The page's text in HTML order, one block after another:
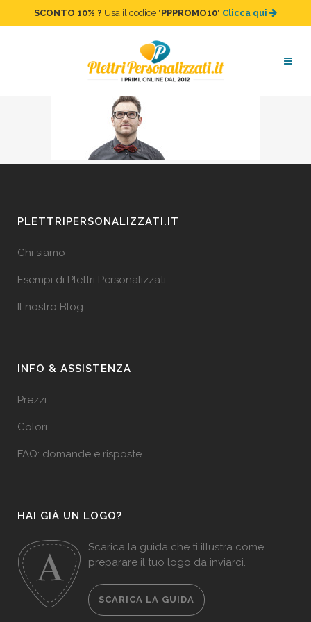
SCONTO 10% ? Usa il codice "PPPROMO10" Clicca qui
bk-provvisorio2
PLETTRIPERSONALIZZATI.IT
Chi siamo
Esempi di Plettri Personalizzati
Il nostro Blog
INFO & ASSISTENZA
Prezzi
Colori
FAQ: domande e risposte
HAI GIÀ UN LOGO?
Scarica la guida che ti illustra come
preparare il tuo logo da inviarci.
SCARICA LA GUIDA